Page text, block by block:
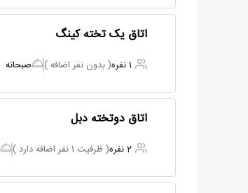
اتاق یک تخته کینگ
1 نفره ( بدون نفر اضافه ) صبحانه
اتاق دوتخته دبل
2 نفره ( ظرفیت 1 نفر اضافه دارد )